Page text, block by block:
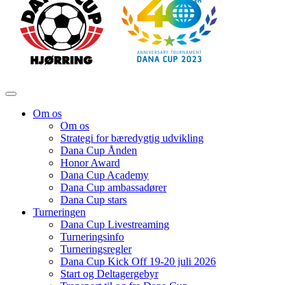
Om os
Om os
Strategi for bæredygtig udvikling
Dana Cup Ånden
Honor Award
Dana Cup Academy
Dana Cup ambassadører
Dana Cup stars
Turneringen
Dana Cup Livestreaming
Turneringsinfo
Turneringsregler
Dana Cup Kick Off 19-20 juli 2026
Start og Deltagergebyr